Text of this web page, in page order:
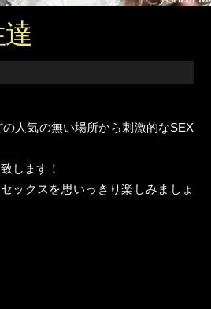
人気の無い場所から刺激的なSEX
します！
ックスを思いっきり楽しみましょ